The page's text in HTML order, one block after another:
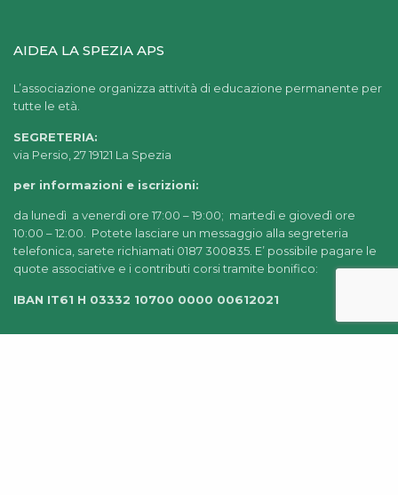
AIDEA LA SPEZIA APS
L’associazione organizza attività di educazione permanente per
tutte le età.
SEGRETERIA:
via Persio, 27 19121 La Spezia
per informazioni e iscrizioni:
da lunedì a venerdì ore 17:00 – 19:00; martedì e giovedì ore
10:00 – 12:00. Potete lasciare un messaggio alla segreteria
telefonica, sarete richiamati 0187 300835. E’ possibile pagare le
quote associative e i contributi corsi tramite bonifico:
IBAN IT61 H 03332 10700 0000 00612021